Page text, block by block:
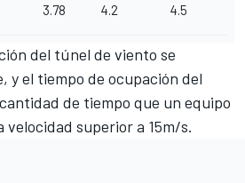
3.78 4.2 4.5
del túnel de viento se
y el tiempo de ocupación del
de tiempo que un equipo
superior a 15m/s.